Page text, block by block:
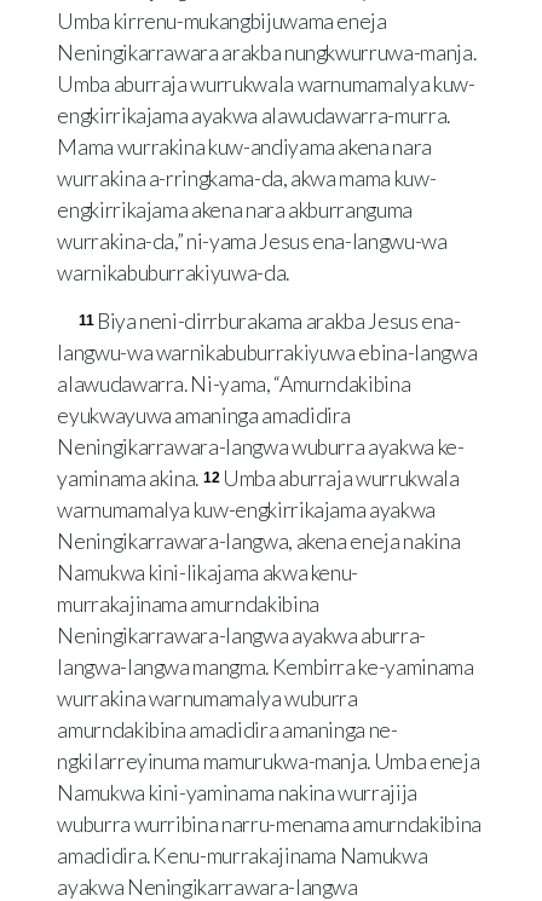
Umba kirrenu-mukangbijuwama eneja
Neningikarrawara arakba nungkwurruwa-manja.
Umba aburraja wurrukwala warnumamalya kuw-
engkirrikajama ayakwa alawudawarra-murra.
Mama wurrakina kuw-andiyama akena nara
wurrakina a-rringkama-da, akwa mama kuw-
engkirrikajama akena nara akburranguma
wurrakina-da,” ni-yama Jesus ena-langwu-wa
warnikabuburrakiyuwa-da.
11 Biya neni-dirrburakama arakba Jesus ena-
langwu-wa warnikabuburrakiyuwa ebina-langwa
alawudawarra. Ni-yama, “Amurndakibina
eyukwayuwa amaninga amadidira
Neningikarrawara-langwa wuburra ayakwa ke-
yaminama akina. 12 Umba aburraja wurrukwala
warnumamalya kuw-engkirrikajama ayakwa
Neningikarrawara-langwa, akena eneja nakina
Namukwa kini-likajama akwa kenu-
murrakajinama amurndakibina
Neningikarrawara-langwa ayakwa aburra-
langwa-langwa mangma. Kembirra ke-yaminama
wurrakina warnumamalya wuburra
amurndakibina amadidira amaninga ne-
ngkilarreyinuma mamurukwa-manja. Umba eneja
Namukwa kini-yaminama nakina wurrajija
wuburra wurribina narru-menama amurndakibina
amadidira. Kenu-murrakajinama Namukwa
ayakwa Neningikarrawara-langwa